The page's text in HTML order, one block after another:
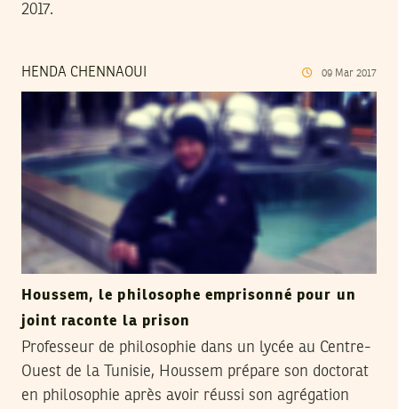
2017.
HENDA CHENNAOUI 09 Mar 2017
Houssem, le philosophe emprisonné pour un
joint raconte la prison
Professeur de philosophie dans un lycée au Centre-
Ouest de la Tunisie, Houssem prépare son doctorat
en philosophie après avoir réussi son agrégation